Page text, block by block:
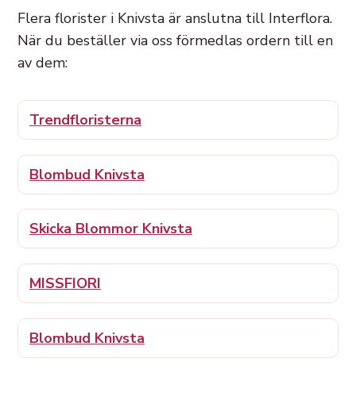
Flera florister i Knivsta är anslutna till Interflora.
När du beställer via oss förmedlas ordern till en
av dem:
Trendfloristerna
Blombud Knivsta
Skicka Blommor Knivsta
MISSFIORI
Blombud Knivsta